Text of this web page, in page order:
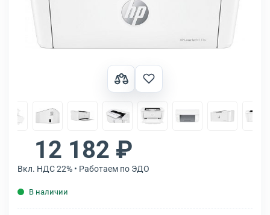
12 182 ₽
Вкл. НДС 22% • Работаем по ЭДО
В наличии